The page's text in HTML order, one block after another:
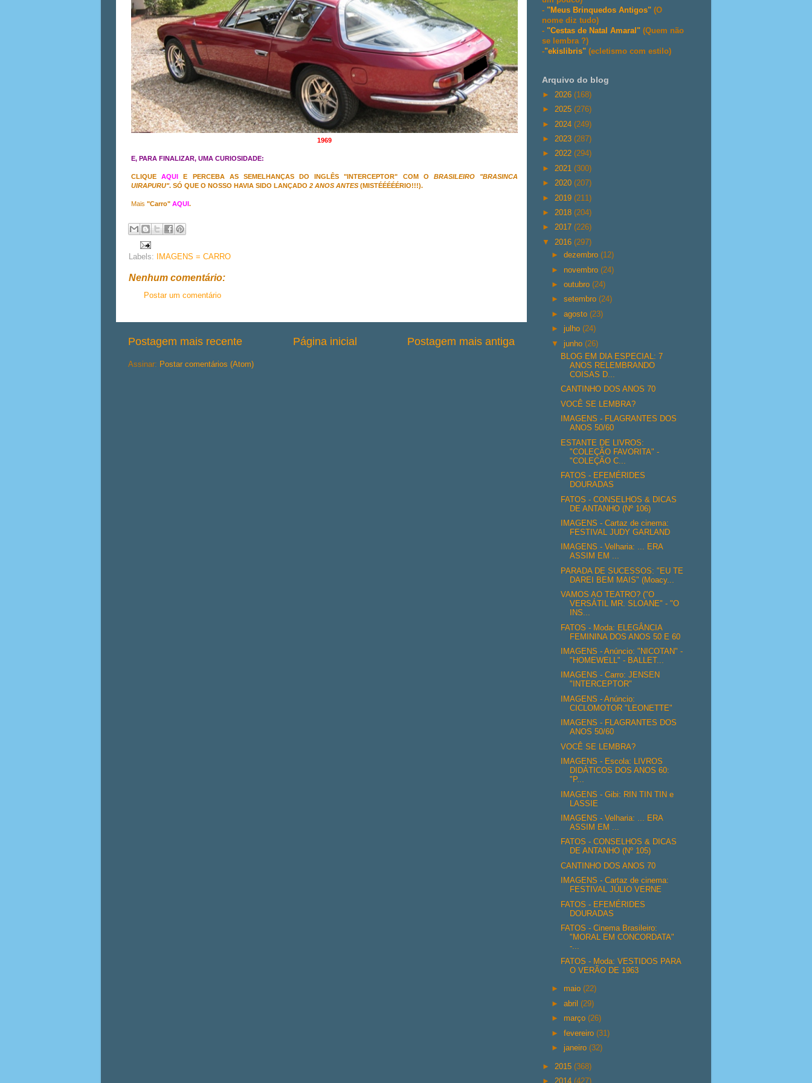
1969
E, PARA FINALIZAR, UMA CURIOSIDADE:
CLIQUEAQUI E PERCEBA AS SEMELHANÇAS DO INGLÊS "INTERCEPTOR" COM O BRASILEIRO "BRASINCA
UIRAPURU". SÓ QUE O NOSSO HAVIA SIDO LANÇADO 2 ANOS ANTES (MISTÉÉÉÉÉRIO!!!).
Mais "Carro" AQUI.
Labels: IMAGENS = CARRO
Nenhum comentário:
Postar um comentário
Postagem mais recente Postagem mais antiga
Página inicial
Assinar: Postar comentários (Atom)
- "Meus Brinquedos Antigos" (O
nome diz tudo)
- "Cestas de Natal Amaral" (Quem não
se lembra ?)
-"ekislibris" (ecletismo com estilo)
Arquivo do blog
► 2026 (168)
► 2025 (276)
► 2024 (249)
► 2023 (287)
► 2022 (294)
► 2021 (300)
► 2020 (207)
► 2019 (211)
► 2018 (204)
► 2017 (226)
▼ 2016 (297)
►dezembro(12)
► novembro(24)
►outubro(24)
►setembro(24)
►agosto(23)
►julho(24)
▼junho(26)
BLOG EM DIA ESPECIAL: 7
ANOS RELEMBRANDO
COISAS D...
CANTINHO DOS ANOS 70
VOCÊ SE LEMBRA?
IMAGENS - FLAGRANTES DOS
ANOS 50/60
ESTANTE DE LIVROS:
"COLEÇÃO FAVORITA" -
"COLEÇÃO C...
FATOS - EFEMÉRIDES
DOURADAS
FATOS - CONSELHOS & DICAS
DE ANTANHO (Nº 106)
IMAGENS - Cartaz de cinema:
FESTIVAL JUDY GARLAND
IMAGENS - Velharia: ... ERA
ASSIM EM ...
PARADA DE SUCESSOS: "EU TE
DAREI BEM MAIS" (Moacy...
VAMOS AO TEATRO? ("O
VERSÁTIL MR. SLOANE" - "O
INS...
FATOS - Moda: ELEGÂNCIA
FEMININA DOS ANOS 50 E 60
IMAGENS - Anúncio: "NICOTAN" -
"HOMEWELL" - BALLET...
IMAGENS - Carro: JENSEN
"INTERCEPTOR"
IMAGENS - Anúncio:
CICLOMOTOR "LEONETTE"
IMAGENS - FLAGRANTES DOS
ANOS 50/60
VOCÊ SE LEMBRA?
IMAGENS - Escola: LIVROS
DIDÁTICOS DOS ANOS 60:
"P...
IMAGENS - Gibi: RIN TIN TIN e
LASSIE
IMAGENS - Velharia: ... ERA
ASSIM EM ...
FATOS - CONSELHOS & DICAS
DE ANTANHO (Nº 105)
CANTINHO DOS ANOS 70
IMAGENS - Cartaz de cinema:
FESTIVAL JÚLIO VERNE
FATOS - EFEMÉRIDES
DOURADAS
FATOS - Cinema Brasileiro:
"MORAL EM CONCORDATA"
-...
FATOS - Moda: VESTIDOS PARA
O VERÃO DE 1963
► maio(22)
►abril(29)
► março(26)
►fevereiro(31)
►janeiro(32)
► 2015 (368)
► 2014 (427)